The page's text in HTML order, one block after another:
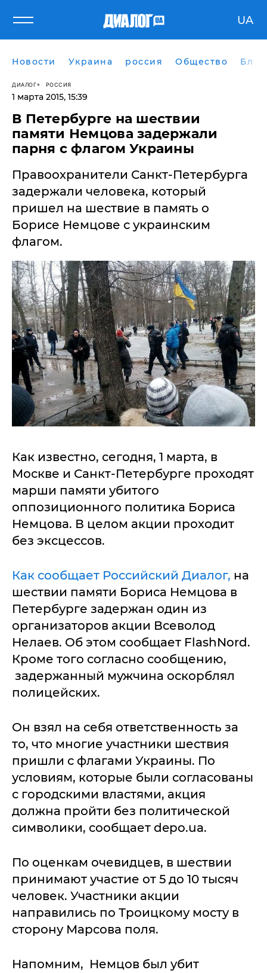
UA
Новости Украина россия Общество
ДИАЛОГ РОССИЯ
1 марта 2015, 15:39
В Петербурге на шествии
памяти Немцова задержали
парня с флагом Украины
​Правоохранители Санкт-Петербурга
задержали человека, который
пришел на шествие в память о
Борисе Немцове с украинским
флагом.
Как известно, сегодня, 1 марта, в
Москве и Санкт-Петербурге проходят
марши памяти убитого
оппозиционного политика Бориса
Немцова. В целом акции проходит
без эксцессов.
Как сообщает Российский Диалог, на
шествии памяти Бориса Немцова в
Петербурге задержан один из
организаторов акции Всеволод
Нелаев. Об этом сообщает FlashNord.
Кроме того согласно сообщению,
задержанный мужчина оскорблял
полицейских.
Он взял на себя ответственность за
то, что многие участники шествия
пришли с флагами Украины. По
условиям, которые были согласованы
с городскими властями, акция
должна пройти без политической
символики, сообщает depo.ua.
По оценкам очевидцев, в шествии
принимают участие от 5 до 10 тысяч
человек. Участники акции
направились по Троицкому мосту в
сторону Марсова поля.
Напомним, Немцов был убит